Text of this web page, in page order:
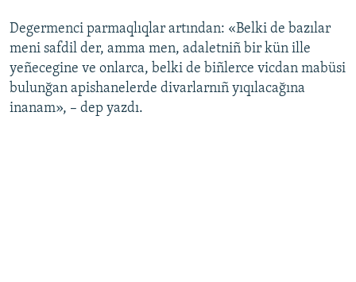
Degermenci parmaqlıqlar artından: «Belki de bazılar
meni safdil der, amma men, adaletniñ bir kün ille
yeñecegine ve onlarca, belki de biñlerce vicdan mabüsi
bulunğan apishanelerde divarlarnıñ yıqılacağına
inanam», – dep yazdı.